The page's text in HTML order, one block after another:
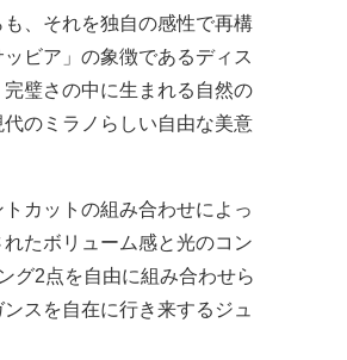
、それを独自の感性で再構
ビア」の象徴であるディス
璧さの中に生まれる自然の
のミラノらしい自由な美意
カットの組み合わせによっ
たボリューム感と光のコン
グ2点を自由に組み合わせら
スを自在に行き来するジュ